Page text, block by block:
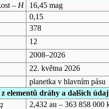
– H
16,45 mag
0,15
378
12
2008–2026
22. května 2026
planetka v hlavním pásu
elementů dráhy a dalších
2,432 au – 363 858 000